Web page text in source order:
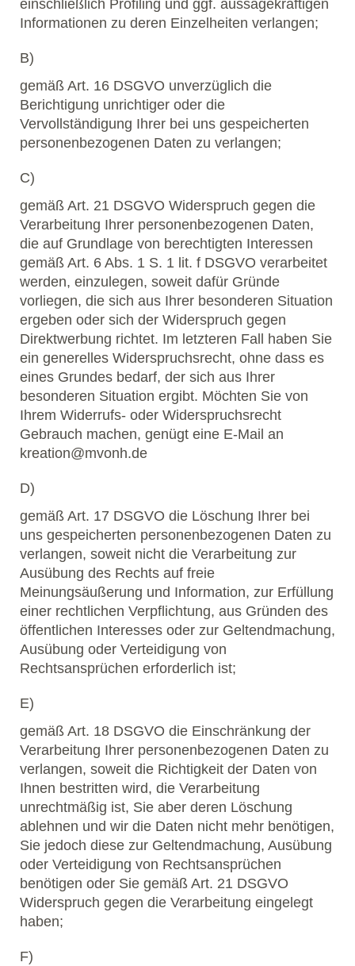
einschließlich Profiling und ggf. aussagekräftigen
Informationen zu deren Einzelheiten verlangen;
B)
gemäß Art. 16 DSGVO unverzüglich die
Berichtigung unrichtiger oder die
Vervollständigung Ihrer bei uns gespeicherten
personenbezogenen Daten zu verlangen;
C)
gemäß Art. 21 DSGVO Widerspruch gegen die
Verarbeitung Ihrer personenbezogenen Daten,
die auf Grundlage von berechtigten Interessen
gemäß Art. 6 Abs. 1 S. 1 lit. f DSGVO verarbeitet
werden, einzulegen, soweit dafür Gründe
vorliegen, die sich aus Ihrer besonderen Situation
ergeben oder sich der Widerspruch gegen
Direktwerbung richtet. Im letzteren Fall haben Sie
ein generelles Widerspruchsrecht, ohne dass es
eines Grundes bedarf, der sich aus Ihrer
besonderen Situation ergibt. Möchten Sie von
Ihrem Widerrufs- oder Widerspruchsrecht
Gebrauch machen, genügt eine E-Mail an
kreation@mvonh.de
D)
gemäß Art. 17 DSGVO die Löschung Ihrer bei
uns gespeicherten personenbezogenen Daten zu
verlangen, soweit nicht die Verarbeitung zur
Ausübung des Rechts auf freie
Meinungsäußerung und Information, zur Erfüllung
einer rechtlichen Verpflichtung, aus Gründen des
öffentlichen Interesses oder zur Geltendmachung,
Ausübung oder Verteidigung von
Rechtsansprüchen erforderlich ist;
E)
gemäß Art. 18 DSGVO die Einschränkung der
Verarbeitung Ihrer personenbezogenen Daten zu
verlangen, soweit die Richtigkeit der Daten von
Ihnen bestritten wird, die Verarbeitung
unrechtmäßig ist, Sie aber deren Löschung
ablehnen und wir die Daten nicht mehr benötigen,
Sie jedoch diese zur Geltendmachung, Ausübung
oder Verteidigung von Rechtsansprüchen
benötigen oder Sie gemäß Art. 21 DSGVO
Widerspruch gegen die Verarbeitung eingelegt
haben;
F)